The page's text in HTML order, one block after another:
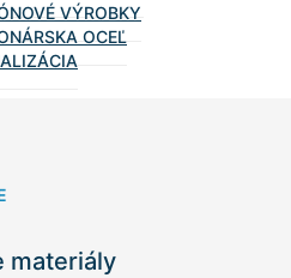
VÝROBKY
OCEĽ
materiály